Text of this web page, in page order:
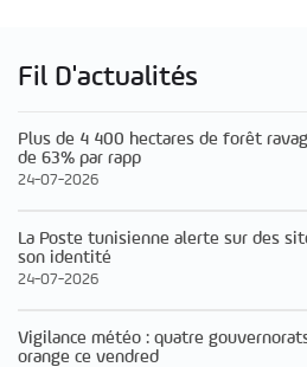
Fil D'actualités
Plus de 4 400 hectares de forêt
de 63% par rapp
24-07-2026
La Poste tunisienne alerte sur des
son identité
24-07-2026
Vigilance météo : quatre
orange ce vendred